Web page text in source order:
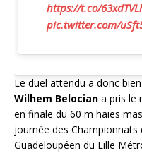
https://t.co/
pic.twitter.com/
Le duel attendu a donc
Wilhem Belocian a pris le
en finale du 60 m haies
journée des Championnats
Guadeloupéen du Lille